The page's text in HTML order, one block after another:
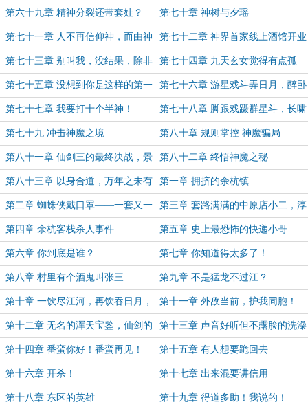
仙！
第六十九章 精神分裂还带套娃？ 第七十章 神树与夕瑶
第七十一章 人不再信仰神，而由神
信仰人
第七十二章 神界首家线上酒馆开业
啦
第七十三章 别叫我，没结果，除非
花手摇过我！
第七十四章 九天玄女觉得有点孤
单……
第七十五章 没想到你是这样的第一
神器！
第七十六章 游星戏斗弄日月，醉卧
云端笑人间
第七十七章 我要打十个半神！ 第七十八章 脚跟戏蹑群星斗，长啸
一声天地红
第七十九 冲击神魔之境 第八十章 规则掌控 神魔骗局
第八十一章 仙剑三的最终决战，景
天冲击神魔逆境
第八十二章 终悟神魔之秘
第八十三章 以身合道，万年之未有
的大变局
第一章 拥挤的余杭镇
第二章 蜘蛛侠戴口罩——一套又一
套
第三章 套路满满的中原店小二，淳
朴落后的南诏苗女
第四章 余杭客栈杀人事件 第五章 史上最恐怖的快递小哥
第六章 你到底是谁？ 第七章 你知道得太多了！
第八章 村里有个酒鬼叫张三 第九章 不是猛龙不过江？
第十章 一饮尽江河，再饮吞日月，
千杯醉不倒，唯我酒剑仙
第十一章 外敌当前，护我同胞！
第十二章 无名的浑天宝鉴，仙剑的
女娲后人
第十三章 声音好听但不露脸的洗澡
女孩
第十四章 番蛮你好！番蛮再见！ 第十五章 有人想要跪回去
第十六章 开杀！ 第十七章 出来混要讲信用
第十八章 东区的英雄 第十九章 得道多助！我说的！